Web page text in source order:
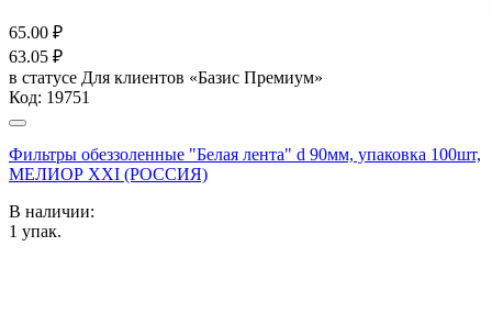
65.00 ₽
63.05 ₽
в статусе Для клиентов «Базис Премиум»
Код: 19751
Фильтры обеззоленные "Белая лента" d 90мм, упаковка 100шт,
МЕЛИОР XXI (РОССИЯ)
В наличии:
1 упак.